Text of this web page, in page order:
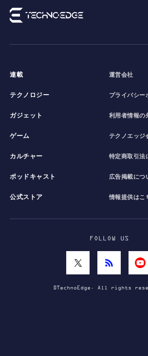
連載
テクノロジー
ガジェット
ゲーム
カルチャー
ポッドキャスト
公式ストア
運営会社
プライバシー
利用者情報の
テクノエッジ
特定商取引法
広告掲載につ
情報提供はこ
FOLLOW US
©TechnoEdge. All rights